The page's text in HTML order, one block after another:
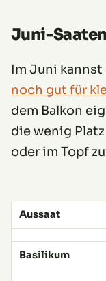
Juni-
Im Juni kannst
noch gut für
dem Balkon
die wenig
oder im Topf
Aussaat
Basilikum